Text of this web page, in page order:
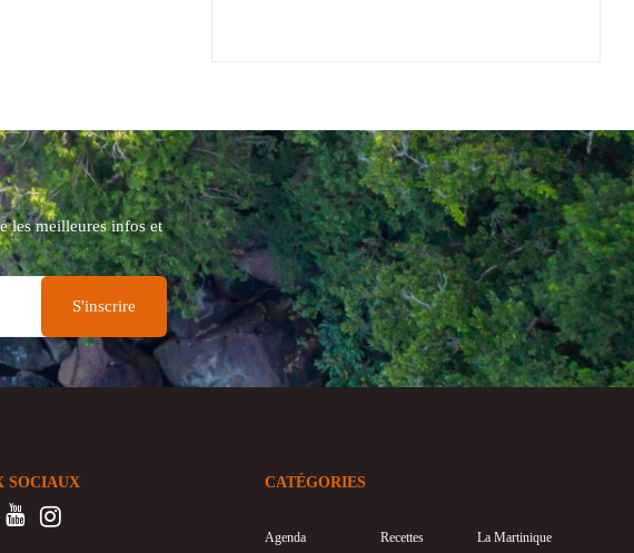
les meilleures infos et
SOCIAUX CATÉGORIES
Agenda Recettes La Martinique